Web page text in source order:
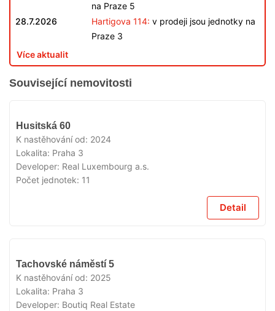
na Praze 5
28.7.2026
Hartigova 114: v prodeji jsou jednotky na
Praze 3
Více aktualit
Související nemovitosti
Husitská 60
K nastěhování od: 2024
Lokalita: Praha 3
Developer: Real Luxembourg a.s.
Počet jednotek: 11
Detail
Tachovské náměstí 5
K nastěhování od: 2025
Lokalita: Praha 3
Developer: Boutiq Real Estate